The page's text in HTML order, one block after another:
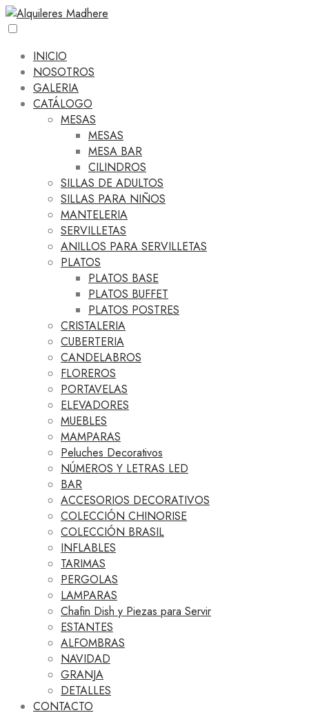
INICIO
NOSOTROS
GALERIA
CATÁLOGO
MESAS
MESAS
MESA BAR
CILINDROS
SILLAS DE ADULTOS
SILLAS PARA NIÑOS
MANTELERIA
SERVILLETAS
ANILLOS PARA SERVILLETAS
PLATOS
PLATOS BASE
PLATOS BUFFET
PLATOS POSTRES
CRISTALERIA
CUBERTERIA
CANDELABROS
FLOREROS
PORTAVELAS
ELEVADORES
MUEBLES
MAMPARAS
Peluches Decorativos
NÚMEROS Y LETRAS LED
BAR
ACCESORIOS DECORATIVOS
COLECCIÓN CHINORISE
COLECCIÓN BRASIL
INFLABLES
TARIMAS
PERGOLAS
LAMPARAS
Chafin Dish y Piezas para Servir
ESTANTES
ALFOMBRAS
NAVIDAD
GRANJA
DETALLES
CONTACTO